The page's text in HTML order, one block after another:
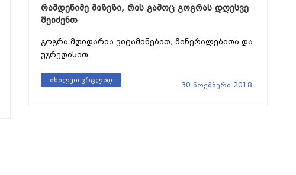
რამდენიმე მიზეზი, რის გამოც გოგრას დღესვე
შეიძენთ
გოგრა მდიდარია ვიტამინებით, მინერალებითა და
უჯრედისით.
იხილეთ ვრცლად
30 ნოემბერი 2018